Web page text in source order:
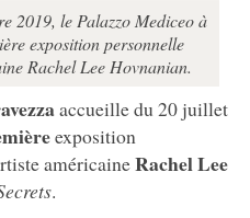
2019, le Palazzo Mediceo à
exposition personnelle
Rachel Lee Hovnanian.
accueille du 20 juillet
exposition
américaineRachel Lee
.